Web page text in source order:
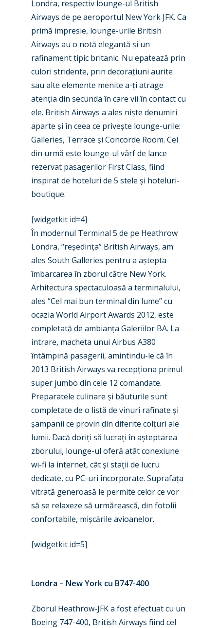
Londra, respectiv lounge-ul British
Airways de pe aeroportul New York JFK. Ca
primă impresie, lounge-urile British
Airways au o notă elegantă și un
rafinament tipic britanic. Nu epatează prin
culori stridente, prin decorațiuni aurite
sau alte elemente menite a-ți atrage
atenția din secunda în care vii în contact cu
ele. British Airways a ales niște denumiri
aparte și în ceea ce privește lounge-urile:
Galleries, Terrace și Concorde Room. Cel
din urmă este lounge-ul vârf de lance
rezervat pasagerilor First Class, fiind
inspirat de hoteluri de 5 stele și hoteluri-
boutique.
[widgetkit id=4]
În modernul Terminal 5 de pe Heathrow
Londra, “reședința” British Airways, am
ales South Galleries pentru a aștepta
îmbarcarea în zborul către New York.
Arhitectura spectaculoasă a terminalului,
ales “Cel mai bun terminal din lume” cu
ocazia World Airport Awards 2012, este
completată de ambianța Galeriilor BA. La
intrare, macheta unui Airbus A380
întâmpină pasagerii, amintindu-le că în
2013 British Airways va recepționa primul
super jumbo din cele 12 comandate.
Preparatele culinare și băuturile sunt
completate de o listă de vinuri rafinate și
șampanii ce provin din diferite colțuri ale
lumii. Dacă doriți să lucrați în așteptarea
zborului, lounge-ul oferă atât conexiune
wi-fi la internet, cât și stații de lucru
dedicate, cu PC-uri încorporate. Suprafața
vitrată generoasă le permite celor ce vor
să se relaxeze să urmărească, din fotolii
confortabile, mișcările avioanelor.
[widgetkit id=5]
Londra – New York cu B747-400
Zborul Heathrow-JFK a fost efectuat cu un
Boeing 747-400, British Airways fiind cel